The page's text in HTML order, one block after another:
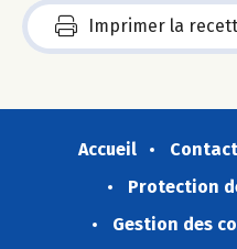
Imprimer la
Accueil Contact
Protection
Gestion des